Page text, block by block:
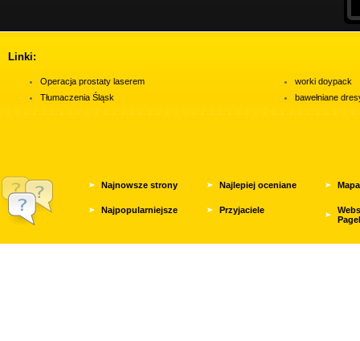
Linki:
Operacja prostaty laserem
Tłumaczenia Śląsk
worki doypack
bawełniane
Najnowsze strony Najlepiej oceniane
Najpopularniejsze Przyjaciele